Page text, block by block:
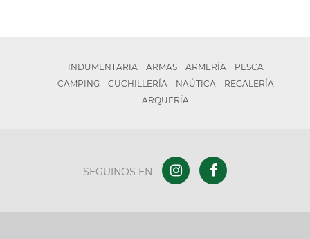
INDUMENTARIA ARMAS ARMERÍA
PESCA
CAMPING
CUCHILLERÍA NAÚTICA
REGALERÍA
ARQUERÍA
SEGUINOS EN